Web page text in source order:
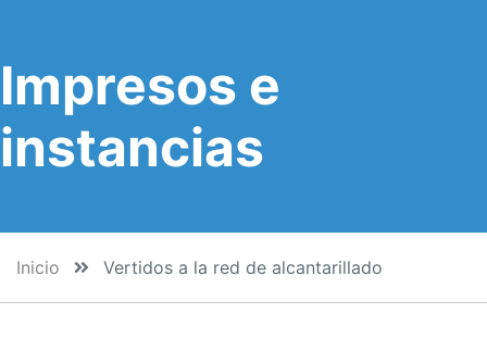
Impresos e
instancias
Inicio Vertidos a la red de alcantarillado